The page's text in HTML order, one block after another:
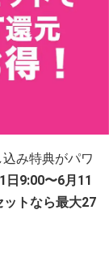
み特典がパワ
日9:00〜6月11
ットなら最大27